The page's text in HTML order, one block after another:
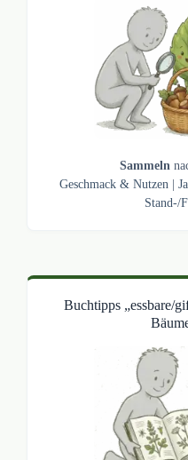
Sammeln
Geschmack & Nutzen|
Stand-/
Buchtipps „essbare/